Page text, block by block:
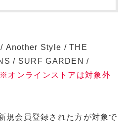
/ Another Style / THE
/ SURF GARDEN /
※オンラインストアは対象外
規会員登録された方が対象で